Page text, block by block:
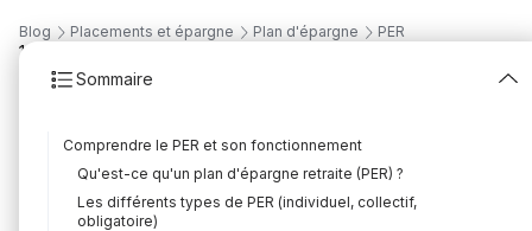
Blog Placements et épargne Plan d'épargne PER
Sommaire
Comprendre le PER et son fonctionnement
Qu'est-ce qu'un plan d'épargne retraite (PER) ?
Les différents types de PER (individuel, collectif,
obligatoire)
19
inconvénients à
connaître